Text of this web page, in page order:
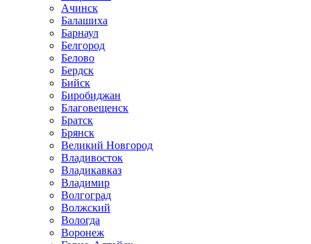
Ачинск
Балашиха
Барнаул
Белгород
Белово
Бердск
Бийск
Биробиджан
Благовещенск
Братск
Брянск
Великий Новгород
Владивосток
Владикавказ
Владимир
Волгоград
Волжский
Вологда
Воронеж